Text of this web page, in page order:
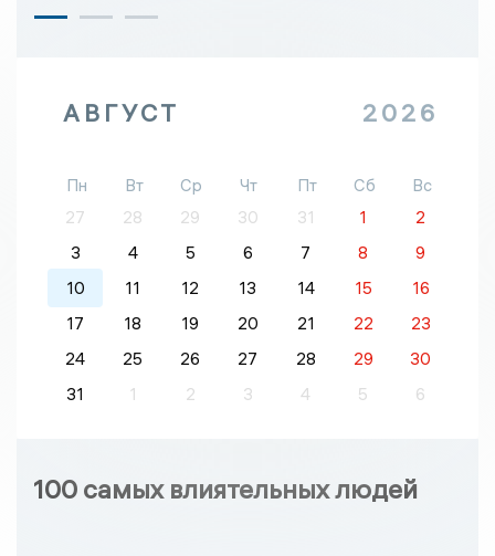
АВГУСТ 2026
Пн Вт Ср Чт Пт Сб
Вс
27
28 29 30 31 1
2
3
4 5 6 7 8
9
10
11 12 13 14 15
16
17
18 19 20 21 22
23
24
25 26 27 28 29
30
31
1 2 3 4 5 6
100 самых влиятельных людей